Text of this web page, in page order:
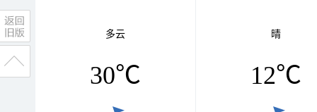
多云
30℃
晴
12℃